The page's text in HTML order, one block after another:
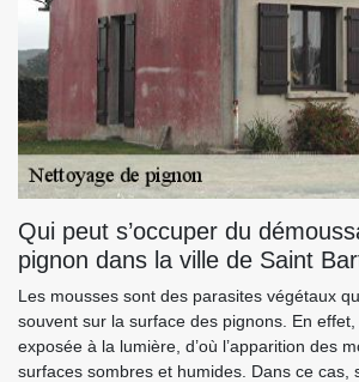
Qui peut s’occuper du
pignon dans la ville de Saint
Les mousses sont des parasites végétaux
souvent sur la surface des pignons. En effet,
exposée à la lumière, d’où l’apparition des
surfaces sombres et humides. Dans ce cas,